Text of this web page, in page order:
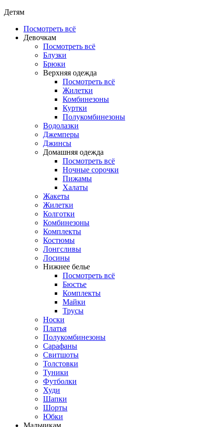
Детям
Посмотреть всё
Девочкам
Посмотреть всё
Блузки
Брюки
Верхняя одежда
Посмотреть всё
Жилетки
Комбинезоны
Куртки
Полукомбинезоны
Водолазки
Джемперы
Джинсы
Домашняя одежда
Посмотреть всё
Ночные сорочки
Пижамы
Халаты
Жакеты
Жилетки
Колготки
Комбинезоны
Комплекты
Костюмы
Лонгсливы
Лосины
Нижнее белье
Посмотреть всё
Бюстье
Комплекты
Майки
Трусы
Носки
Платья
Полукомбинезоны
Сарафаны
Свитшоты
Толстовки
Туники
Футболки
Худи
Шапки
Шорты
Юбки
Мальчикам